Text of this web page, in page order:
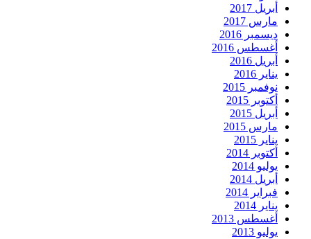
أبريل 2017
مارس 2017
ديسمبر 2016
أغسطس 2016
أبريل 2016
يناير 2016
نوفمبر 2015
أكتوبر 2015
أبريل 2015
مارس 2015
يناير 2015
أكتوبر 2014
يوليو 2014
أبريل 2014
فبراير 2014
يناير 2014
أغسطس 2013
يوليو 2013